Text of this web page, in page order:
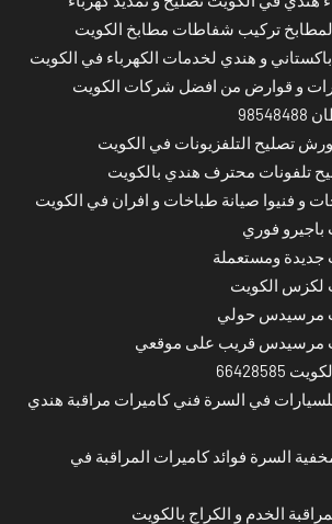
تركيب شفاطات مطابخ الكويت
و هندي لخدمات الكهرباء في الكويت
و قوارض من افضل شركات الكويت
تصليح التلفزيونات في الكويت
تلفونات محترف هندي بالكويت
و فنيوا صيانة طباخات و افران في الكويت
باجيرو فوري
جديدة ومستعملة
لكزس الكويت
مرسيدس حولي
مرسيدس قريب على موقعي
في السرة فني كاميرات مراقبة هندي
السرة فوائد كاميرات المراقبة في
الخدم و الكراج بالكويت